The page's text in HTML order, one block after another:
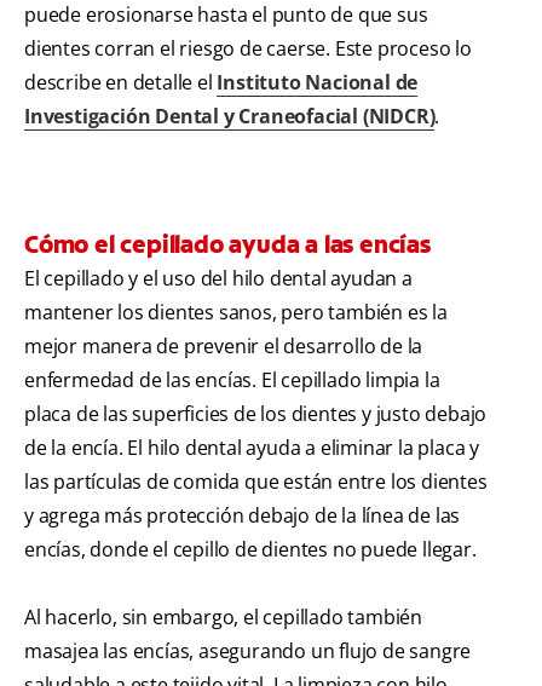
puede erosionarse hasta el punto de que sus
dientes corran el riesgo de caerse. Este proceso lo
describe en detalle el Instituto Nacional de
Investigación Dental y Craneofacial (NIDCR).
Cómo el cepillado ayuda a las encías
El cepillado y el uso del hilo dental ayudan a
mantener los dientes sanos, pero también es la
mejor manera de prevenir el desarrollo de la
enfermedad de las encías. El cepillado limpia la
placa de las superficies de los dientes y justo debajo
de la encía. El hilo dental ayuda a eliminar la placa y
las partículas de comida que están entre los dientes
y agrega más protección debajo de la línea de las
encías, donde el cepillo de dientes no puede llegar.
Al hacerlo, sin embargo, el cepillado también
masajea las encías, asegurando un flujo de sangre